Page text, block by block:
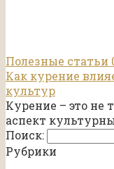
Полезные статьи
Как курение
культур
Курение – это не
аспект
Поиск:
Рубрики